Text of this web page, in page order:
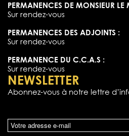
PERMANENCES DE MONSIEUR LE
Sur rendez-vous
PERMANENCES DES ADJOINTS :
Sur rendez-vous
PERMANENCE DU C.C.A.S :
Sur rendez-vous
NEWSLETTER
Abonnez-vous à notre lettre